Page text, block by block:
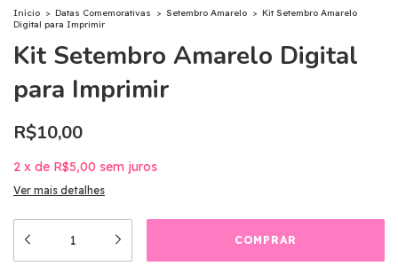
Início > Datas Comemorativas > Setembro Amarelo > Kit Setembro Amarelo
Digital para Imprimir
Kit Setembro Amarelo Digital
para Imprimir
R$10,00
2 x de R$5,00 sem juros
Ver mais detalhes